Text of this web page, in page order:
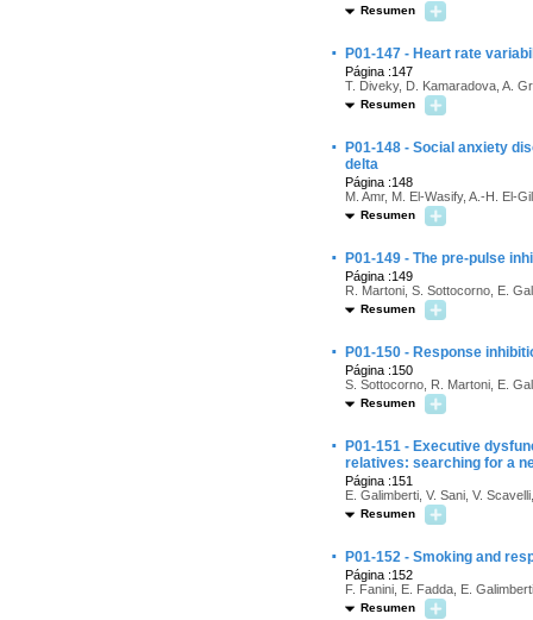
Resumen
· P01-147 - Heart rate
Página :147
T. Diveky, D. Kamaradova, A.
Resumen
·
P01-148 - Social anxiety
delta
Página :148
M. Amr, M. El-Wasify, A.-H. El-
Resumen
· P01-149 - The pre-pulse
Página :149
R. Martoni, S. Sottocorno, E.
Resumen
· P01-150 - Response
Página :150
S. Sottocorno, R. Martoni, E.
Resumen
·
P01-151 - Executive
relatives: searching for a
Página :151
E. Galimberti, V. Sani, V.
Resumen
· P01-152 - Smoking and
Página :152
F. Fanini, E. Fadda, E.
Resumen